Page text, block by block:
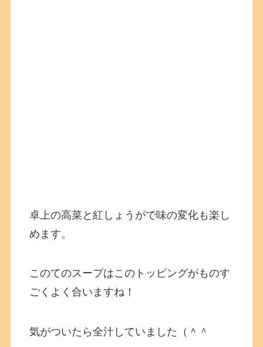
卓上の高菜と紅しょうがで味の変化も楽し
めます。
このてのスープはこのトッピングがものす
ごくよく合いますね！
気がついたら全汁していました（＾＾